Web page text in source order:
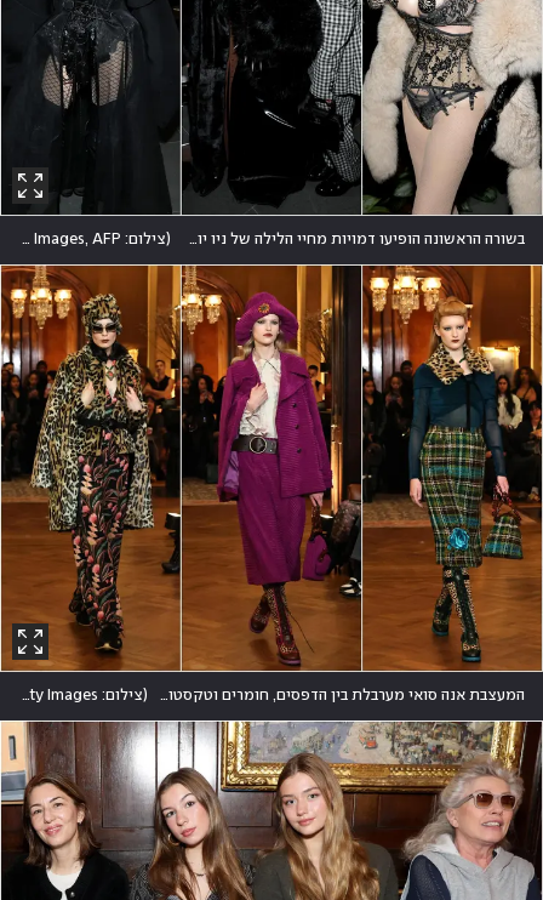
בשורה הראשונה הופיעו דמויות מחיי הלילה של ניו יורק, ביניהם סוזן בארטש, אמנדה לאפור והאני בלנסיאגה (צילום: Jamie McCarthy/Getty Images, AFP
המעצבת אנה סואי מערבלת בין הדפסים, חומרים וטקסטורות, בעוד היא שומרת על צלליות וגזרות אלגנטיות (צילום: Theo Wargo/Getty Images